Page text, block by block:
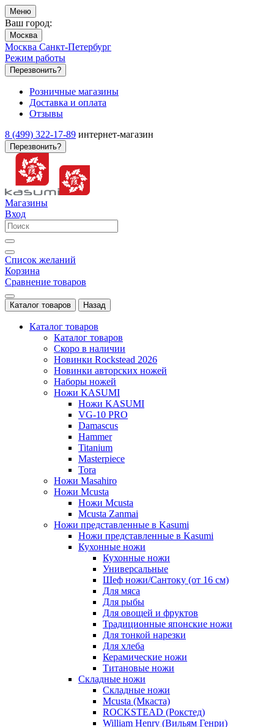
Меню
Ваш город:
Москва
Москва Санкт-Петербург
Режим работы
Перезвонить?
Розничные магазины
Доставка и оплата
Отзывы
8 (499) 322-17-89 интернет-магазин
Перезвонить?
Магазины
Вход
Список желаний
Корзина
Сравнение товаров
Каталог товаров Назад
Каталог товаров
Каталог товаров
Скоро в наличии
Новинки Rockstead 2026
Новинки авторских ножей
Наборы ножей
Ножи KASUMI
Ножи KASUMI
VG-10 PRO
Damascus
Hammer
Titanium
Masterpiece
Tora
Ножи Masahiro
Ножи Mcusta
Ножи Mcusta
Mcusta Zanmai
Ножи представленные в Kasumi
Ножи представленные в Kasumi
Кухонные ножи
Кухонные ножи
Универсальные
Шеф ножи/Сантоку (от 16 см)
Для мяса
Для рыбы
Для овощей и фруктов
Традиционные японские ножи
Для тонкой нарезки
Для хлеба
Керамические ножи
Титановые ножи
Складные ножи
Складные ножи
Mcusta (Мкаста)
ROCKSTEAD (Рокстед)
William Henry (Вильям Генри)